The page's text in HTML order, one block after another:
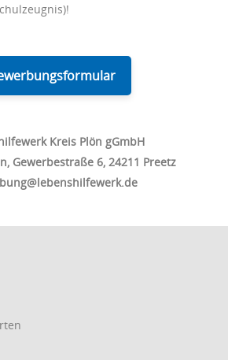
Kreis Plön gGmbH
Gewerbestraße 6, 24211 Preetz